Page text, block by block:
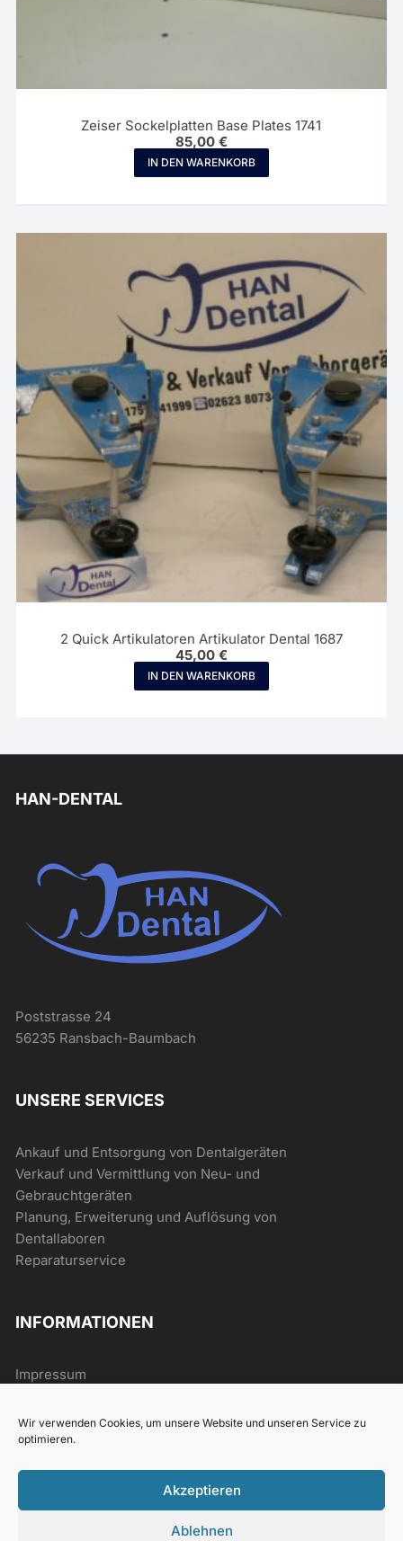
Wir verwenden Cookies, um unsere Website und unseren Service zu
optimieren.
Akzeptieren
Ablehnen
Zeiser Sockelplatten Base Plates 1741
85,00 €
IN DEN WARENKORB
2 Quick Artikulatoren Artikulator Dental 1687
45,00 €
IN DEN WARENKORB
HAN-DENTAL
Poststrasse 24
56235 Ransbach-Baumbach
UNSERE SERVICES
Ankauf und Entsorgung von Dentalgeräten
Verkauf und Vermittlung von Neu- und
Gebrauchtgeräten
Planung, Erweiterung und Auflösung von
Dentallaboren
Reparaturservice
INFORMATIONEN
Impressum
Datenschutz
Widerrufsrecht